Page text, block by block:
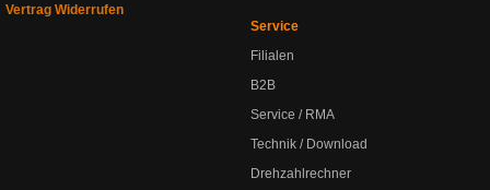
Vertrag Widerrufen
Service
Filialen
B2B
Service / RMA
Technik / Download
Drehzahlrechner